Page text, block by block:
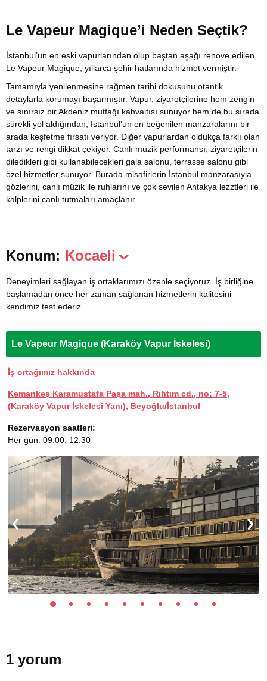
Le Vapeur Magique’i Neden Seçtik?
İstanbul’un en eski vapurlarından olup baştan aşağı renove edilen
Le Vapeur Magique, yıllarca şehir hatlarında hizmet vermiştir.
Tamamıyla yenilenmesine rağmen tarihi dokusunu otantik
detaylarla korumayı başarmıştır. Vapur, ziyaretçilerine hem zengin
ve sınırsız bir Akdeniz mutfağı kahvaltısı sunuyor hem de bu sırada
sürekli yol aldığından, İstanbul’un en beğenilen manzaralarını bir
arada keşfetme fırsatı veriyor. Diğer vapurlardan oldukça farklı olan
tarzı ve rengi dikkat çekiyor. Canlı müzik performansı, ziyaretçilerin
diledikleri gibi kullanabilecekleri gala salonu, terrasse salonu gibi
özel hizmetler sunuyor. Burada misafirlerin İstanbul manzarasıyla
gözlerini, canlı müzik ile ruhlarını ve çok sevilen Antakya lezztleri ile
kalplerini canlı tutmaları amaçlanır.
Konum: Kocaeli
Deneyimleri sağlayan iş ortaklarımızı özenle seçiyoruz. İş birliğine
başlamadan önce her zaman sağlanan hizmetlerin kalitesini
kendimiz test ederiz.
Le Vapeur Magique (Karaköy Vapur İskelesi)
İş ortağımız hakkında
Kemankeş Karamustafa Paşa mah., Rıhtım cd., no: 7-5,
(Karaköy Vapur İskelesi Yanı), Beyoğlu/İstanbul
Rezervasyon saatleri:
Her gün: 09:00, 12:30
1 yorum